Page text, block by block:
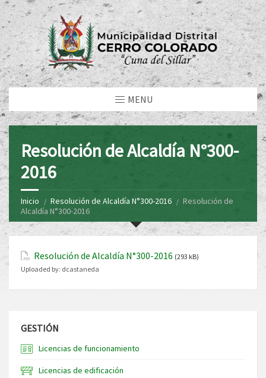
MENU
Resolución de Alcaldía N°300-
2016
Inicio Resolución de Alcaldía N°300-2016
Resolución de
Alcaldía N°300-2016
Resolución de Alcaldía N°300-2016 (293 kB)
Uploaded by: dcastaneda
GESTIÓN
Licencias de funcionamiento
Licencias de edificación